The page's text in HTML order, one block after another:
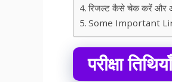
रिजल्ट कैसे चेक करें और
Some Important
परीक्षा